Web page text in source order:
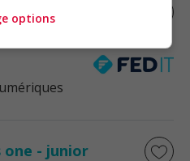
ewm
one - junior
options